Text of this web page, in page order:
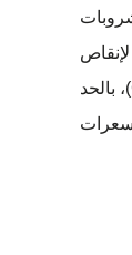
وزنك، تُوصي منظمات الصحة، بما في ذلك مراكز السيطرة على الأمراض والوقاية منها (CDC)، بالحد